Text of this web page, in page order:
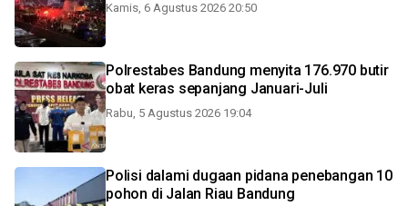
Kamis, 6 Agustus 2026 20:50
Polrestabes Bandung menyita 176.970 butir
obat keras sepanjang Januari-Juli
Rabu, 5 Agustus 2026 19:04
Polisi dalami dugaan pidana penebangan 10
pohon di Jalan Riau Bandung